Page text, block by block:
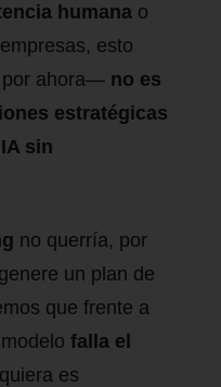
humana o
esto
por ahora— no es
estratégicas
sin
no querría, por
un plan de
que frente a
falla el
es